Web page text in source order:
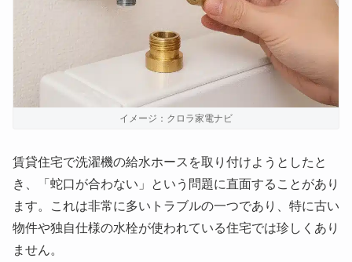
イメージ：クロラ家電ナビ
賃貸住宅で洗濯機の給水ホースを取り付けようとしたと
き、「蛇口が合わない」という問題に直面することがあり
ます。これは非常に多いトラブルの一つであり、特に古い
物件や独自仕様の水栓が使われている住宅では珍しくあり
ません。